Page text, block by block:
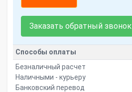
Заказать обратный звонок
Способы оплаты
Безналичный расчет
Наличными - курьеру
Банковский перевод